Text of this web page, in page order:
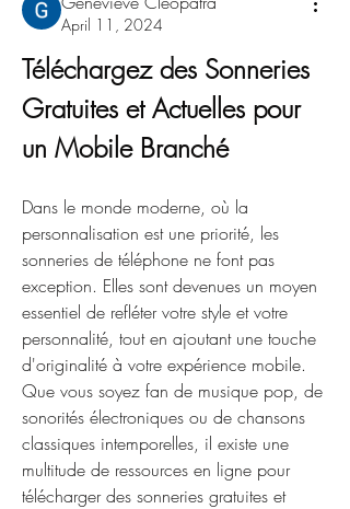
April 11, 2024
Téléchargez des Sonneries
Gratuites et Actuelles pour
un Mobile Branché
Dans le monde moderne, où la
personnalisation est une priorité, les
sonneries de téléphone ne font pas
exception. Elles sont devenues un moyen
essentiel de refléter votre style et votre
personnalité, tout en ajoutant une touche
d'originalité à votre expérience mobile.
Que vous soyez fan de musique pop, de
sonorités électroniques ou de chansons
classiques intemporelles, il existe une
multitude de ressources en ligne pour
télécharger des sonneries gratuites et